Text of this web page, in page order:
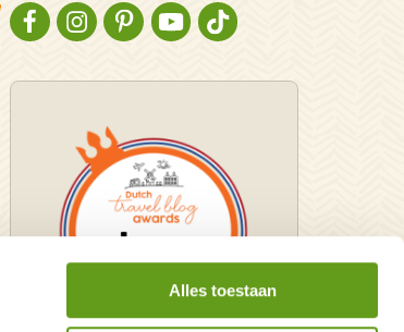
Alles toestaan
NATURESCANNER OP FACEBOOK
NATURESCANNER OP INSTAGRAM
NATURESCANNER OP PINTEREST
NATURESCANNER OP YOUTUBE
NATURESCANNER OP